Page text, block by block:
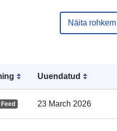
Uuendatud
23 March 2026
Kataloogi
Näita rohkem